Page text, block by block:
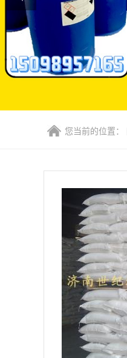
在线留言
您当前的位置：